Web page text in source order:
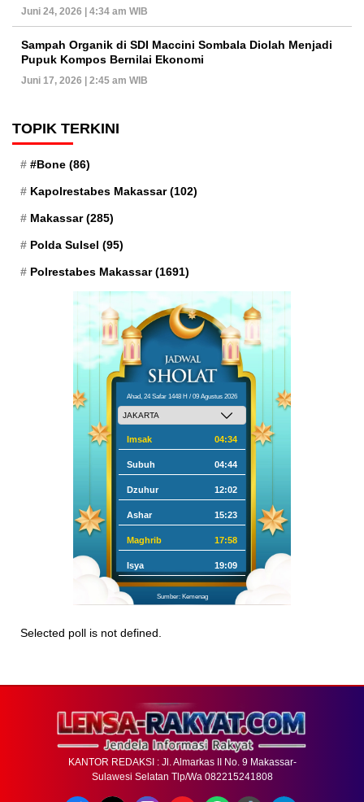
Juni 24, 2026 | 4:34 am WIB
Sampah Organik di SDI Maccini Sombala Diolah Menjadi
Pupuk Kompos Bernilai Ekonomi
Juni 17, 2026 | 2:45 am WIB
TOPIK TERKINI
#Bone (86)
Kapolrestabes Makassar(102)
Makassar(285)
Polda Sulsel (95)
Polrestabes Makassar(1691)
Ahad, 24 Safar 1448 H / 09 Agustus 2026
Imsak 04:34
Subuh 04:44
Dzuhur 12:02
Ashar 15:23
Maghrib 17:58
Isya 19:09
Sumber: Kemenag
Selected poll is not defined.
KANTOR REDAKSI : Jl. Almarkas II No. 9 Makassar-
Sulawesi Selatan Tlp/Wa 082215241808